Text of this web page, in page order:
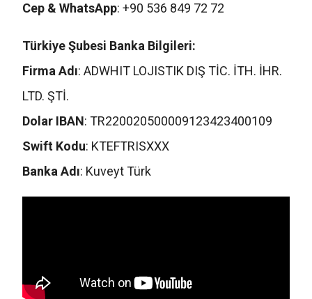
Cep & WhatsApp: +90 536 849 72 72
Türkiye Şubesi Banka Bilgileri:
Firma Adı: ADWHIT LOJISTIK DIŞ TİC. İTH. İHR.
LTD. ŞTİ.
Dolar IBAN: TR220020500009123423400109
Swift Kodu: KTEFTRISXXX
Banka Adı: Kuveyt Türk